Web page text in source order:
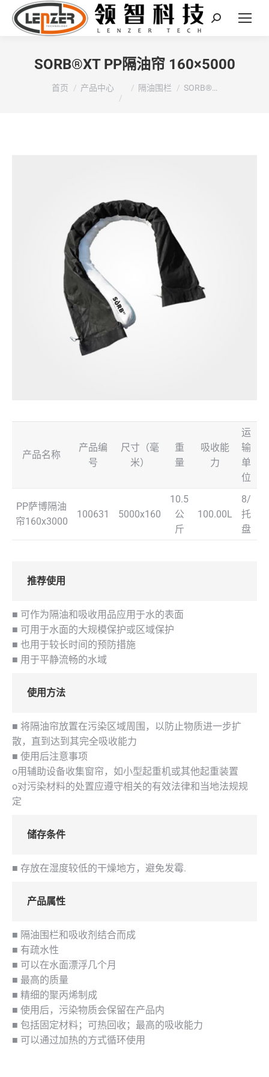
Search:
SORB®XT PP隔油帘 160×5000
您在这里：
首页 产品中心 隔油围栏 SORB®…
产品名称
产品编
号
尺寸（毫
米）
重
量
吸收能
力
运
输
单
位
PP萨博隔油
帘160x3000
100631 5000x160
10.5
公
斤
100.00L
8/
托
盘
推荐使用
■ 可作为隔油和吸收用品应用于水的表面
■ 可用于水面的大规模保护或区域保护
■ 也用于较长时间的预防措施
■ 用于平静流畅的水域
使用方法
■ 将隔油帘放置在污染区域周围，以防止物质进一步扩
散，直到达到其完全吸收能力
■ 使用后注意事项
o用辅助设备收集窗帘，如小型起重机或其他起重装置
o对污染材料的处置应遵守相关的有效法律和当地法规规
定
储存条件
■ 存放在湿度较低的干燥地方，避免发霉.
产品属性
■ 隔油围栏和吸收剂结合而成
■ 有疏水性
■ 可以在水面漂浮几个月
■ 最高的质量
■ 精细的聚丙烯制成
■ 使用后，污染物质会保留在产品内
■ 包括固定材料；可热回收；最高的吸收能力
■ 可以通过加热的方式循环使用